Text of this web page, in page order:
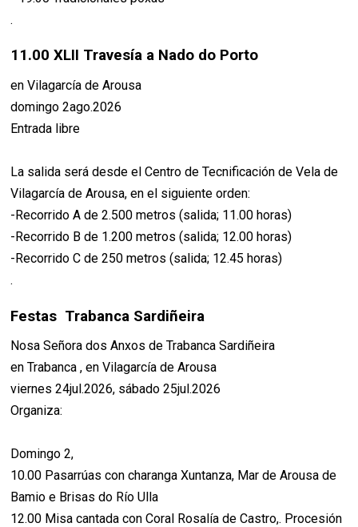
.
11.00 XLII Travesía a Nado do Porto
en Vilagarcía de Arousa
domingo 2ago.2026
Entrada libre
La salida será desde el Centro de Tecnificación de Vela de
Vilagarcía de Arousa, en el siguiente orden:
-Recorrido A de 2.500 metros (salida; 11.00 horas)
-Recorrido B de 1.200 metros (salida; 12.00 horas)
-Recorrido C de 250 metros (salida; 12.45 horas)
.
Festas Trabanca Sardiñeira
Nosa Señora dos Anxos de Trabanca Sardiñeira
en Trabanca , en Vilagarcía de Arousa
viernes 24jul.2026, sábado 25jul.2026
Organiza:
Domingo 2,
10.00 Pasarrúas con charanga Xuntanza, Mar de Arousa de
Bamio e Brisas do Río Ulla
12.00 Misa cantada con Coral Rosalía de Castro,. Procesión